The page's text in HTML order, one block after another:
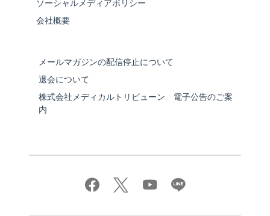
ソーシャルメディアポリシー
会社概要
メールマガジンの配信停止について
退会について
株式会社メディカルトリビューン 電子公告のご案
内